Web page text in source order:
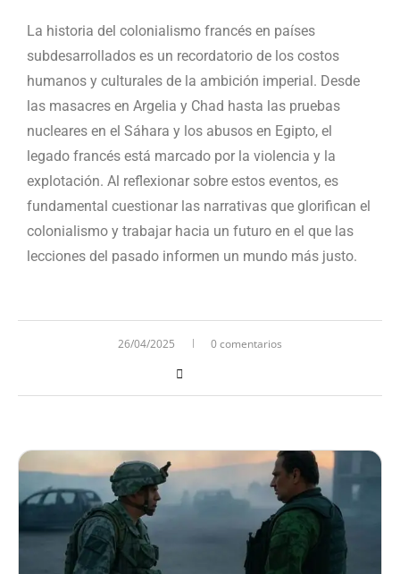
La historia del colonialismo francés en países
subdesarrollados es un recordatorio de los costos
humanos y culturales de la ambición imperial. Desde
las masacres en Argelia y Chad hasta las pruebas
nucleares en el Sáhara y los abusos en Egipto, el
legado francés está marcado por la violencia y la
explotación. Al reflexionar sobre estos eventos, es
fundamental cuestionar las narrativas que glorifican el
colonialismo y trabajar hacia un futuro en el que las
lecciones del pasado informen un mundo más justo.
26/04/2025 0 comentarios